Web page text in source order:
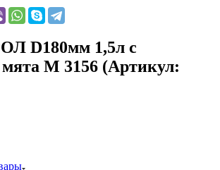
D180мм 1,5л с
мята М 3156 (Артикул: